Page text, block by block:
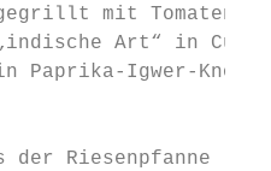
gegrillt mit Tomaten-
Art“ in
Paprika-Igwer-
der Riesenpfanne